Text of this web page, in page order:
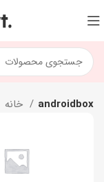
androidbox